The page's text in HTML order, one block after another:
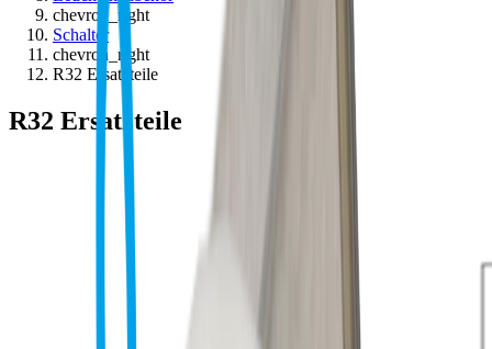
chevron_right
Schalter
chevron_right
R32 Ersatzteile
R32 Ersatzteile